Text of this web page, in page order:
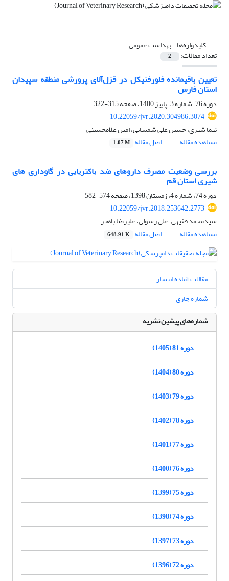
کلیدواژه‌ها =بهداشت عمومی
تعداد مقالات: 2
تعیین باقیمانده فلورفنیکل در قزل‌آلای پرورشی منطقه سپیدان
استان فارس
دوره 76، شماره 3، پاییز 1400، صفحه
315-322
10.22059/jvr.2020.304986.3074
نیما شیری، حسین علی شمسایی، امین غلامحسینی
مشاهده مقاله
اصل مقاله 1.07 M
بررسی وضعیت مصرف داروهای ضد باکتریایی در گاوداری های
شیری استان قم
دوره 74، شماره 4، زمستان 1398، صفحه
574-582
10.22059/jvr.2018.253642.2773
سیدمحمد فقیهی، علی رسولی، علیرضا باهنر
مشاهده مقاله
اصل مقاله 648.91 K
مقالات آماده انتشار
شماره جاری
شماره‌های پیشین نشریه
دوره 81 (1405)
دوره 80 (1404)
دوره 79 (1403)
دوره 78 (1402)
دوره 77 (1401)
دوره 76 (1400)
دوره 75 (1399)
دوره 74 (1398)
دوره 73 (1397)
دوره 72 (1396)